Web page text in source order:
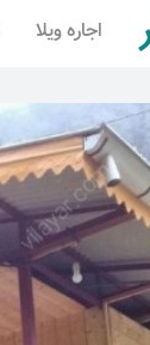
اجاره ویلا